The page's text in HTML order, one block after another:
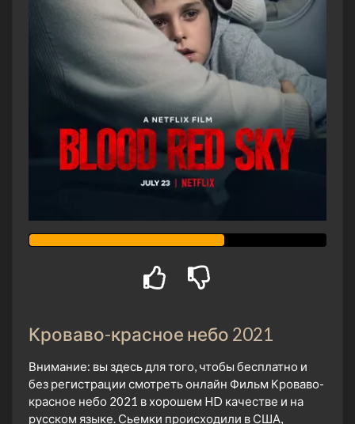
Кроваво-красное небо 2021
Внимание: вы здесь для того, чтобы бесплатно и
без регистрации смотреть онлайн Фильм Кроваво-
красное небо 2021 в хорошем HD качестве и на
русском языке. Сьемки происходили в США,